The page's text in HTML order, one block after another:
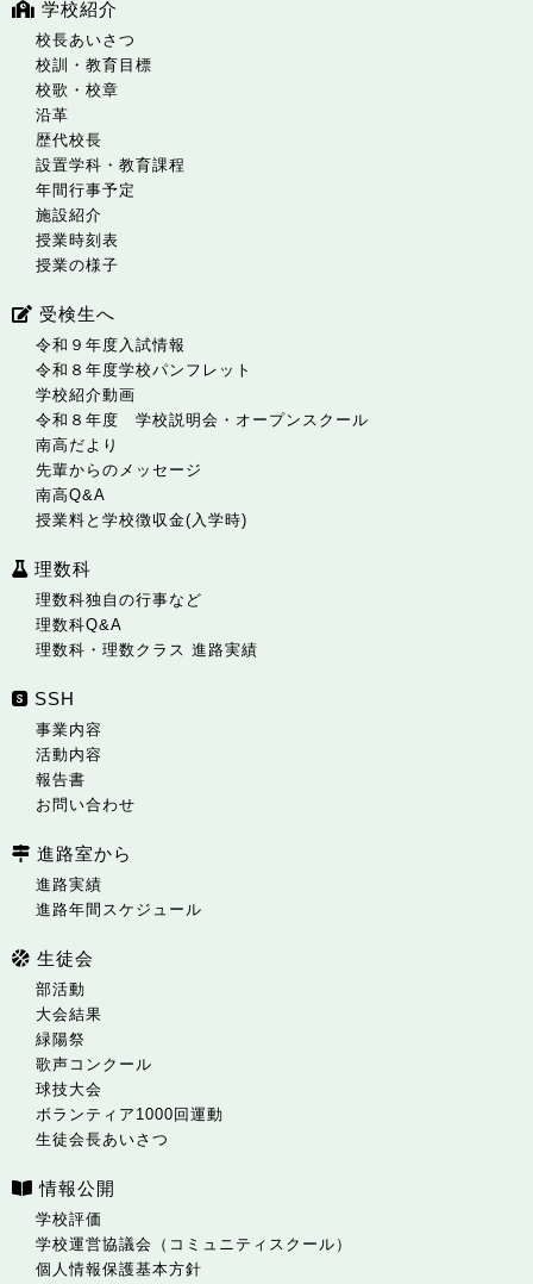
学校紹介
校長あいさつ
校訓・教育目標
校歌・校章
沿革
歴代校長
設置学科・教育課程
年間行事予定
施設紹介
授業時刻表
授業の様子
受検生へ
令和９年度入試情報
令和８年度学校パンフレット
学校紹介動画
令和８年度 学校説明会・オープンスクール
南高だより
先輩からのメッセージ
南高Q&A
授業料と学校徴収金(入学時)
理数科
理数科独自の行事など
理数科Q&A
理数科・理数クラス 進路実績
SSH
事業内容
活動内容
報告書
お問い合わせ
進路室から
進路実績
進路年間スケジュール
生徒会
部活動
大会結果
緑陽祭
歌声コンクール
球技大会
ボランティア1000回運動
生徒会長あいさつ
情報公開
学校評価
学校運営協議会（コミュニティスクール）
個人情報保護基本方針